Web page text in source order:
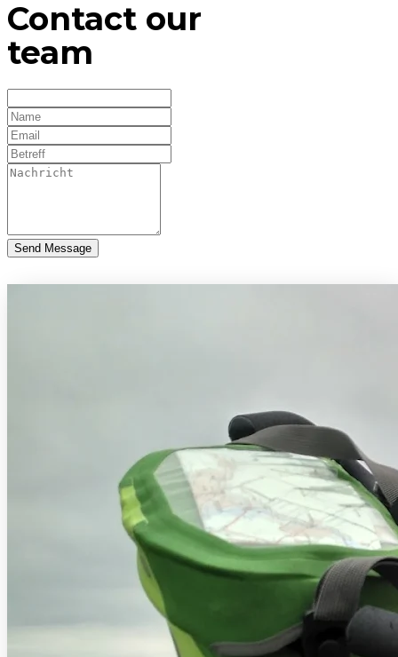
Contact our
team
Send Message